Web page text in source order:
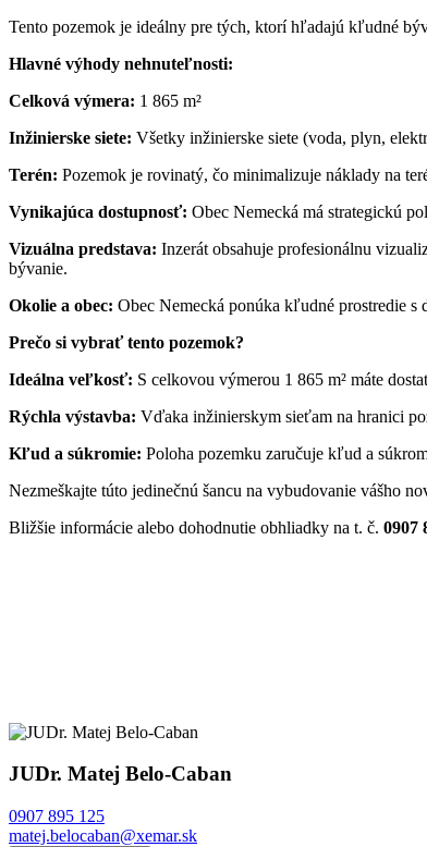
Tento pozemok je ideálny pre tých, ktorí hľadajú kľudné
Hlavné výhody nehnuteľnosti:
Celková výmera: 1 865 m²
Inžinierske siete: Všetky inžinierske siete (voda, plyn,
Terén: Pozemok je rovinatý, čo minimalizuje náklady na
Vynikajúca dostupnosť: Obec Nemecká má strategickú
Vizuálna predstava: Inzerát obsahuje profesionálnu
bývanie.
Okolie a obec: Obec Nemecká ponúka kľudné prostredie
Prečo si vybrať tento pozemok?
Ideálna veľkosť: S celkovou výmerou 1 865 m² máte
Rýchla výstavba: Vďaka inžinierskym sieťam na hranici
Kľud a súkromie: Poloha pozemku zaručuje kľud a
Nezmeškajte túto jedinečnú šancu na vybudovanie vášho
Bližšie informácie alebo dohodnutie obhliadky na t. č. 0907
JUDr. Matej Belo-Caban
0907 895 125
matej.belocaban@xemar.sk